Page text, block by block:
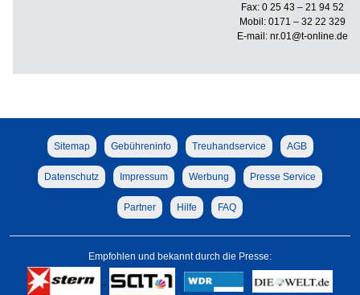
Fax: 0 25 43 – 21 94 52
Mobil: 0171 – 32 22 329
E-mail: nr.01@t-online.de
Sitemap Gebühreninfo Treuhandservice AGB
Datenschutz Impressum Werbung Presse Service
Partner Hilfe FAQ
Empfohlen und bekannt durch die Presse: